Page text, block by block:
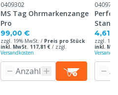
0409302
MS Tag Ohrmarkenzange
Pro
99,00 €
zzgl. 19% MwSt. / Preis pro Stück
inkl. MwSt. 117,81 € / zzgl.
Versandkosten
0409716
4,61 €
zzgl.
inkl.